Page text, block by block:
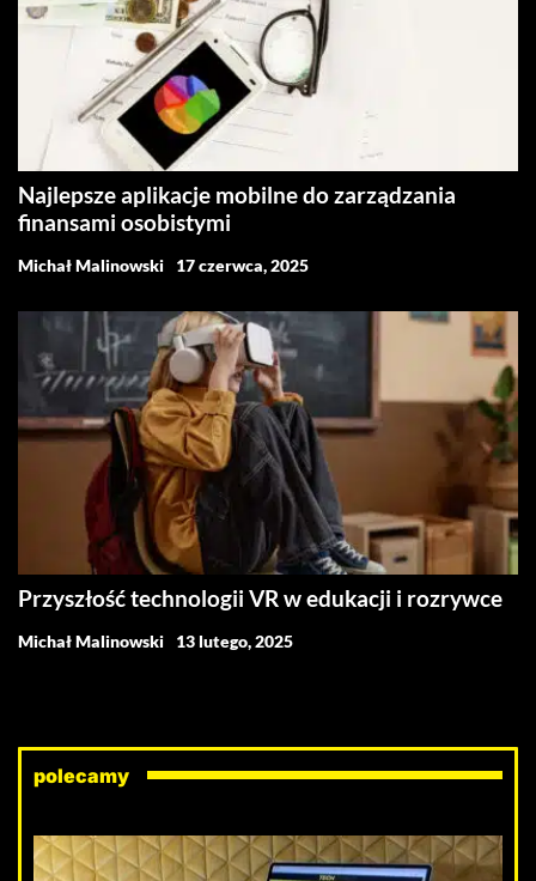
Najlepsze aplikacje mobilne do zarządzania
finansami osobistymi
Michał Malinowski 17 czerwca, 2025
Przyszłość technologii VR w edukacji i rozrywce
Michał Malinowski 13 lutego, 2025
polecamy